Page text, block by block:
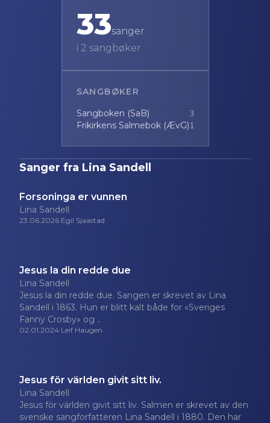
33sanger
i 2 sangbøker
SANGBØKER
Sangboken (SaB)
3
Frikirkens Salmebok (ÆvG)1
Sanger fra Lina Sandell
Forsoninga er vunnen
Lina Sandell
23.06.2026·Egil Sjaastad
Jesus la din redde due
Lina Sandell
Jesus la din redde due. Sangen er skrevet av Lina
Sandell i 1863. Hun er blitt kalt både for «Sveriges
Fanny Crosby» og ..
02.01.2024·Leif Haugen
Jesus för världen givit sitt liv.
Lina Sandell
Jesus för världen givit sitt liv. Salmen er skrevet av den
svenske sangforfatteren Lina Sandell i 1880. Den har